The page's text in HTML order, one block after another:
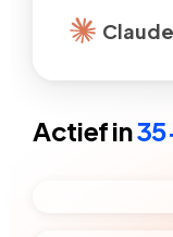
Claude
Actief in